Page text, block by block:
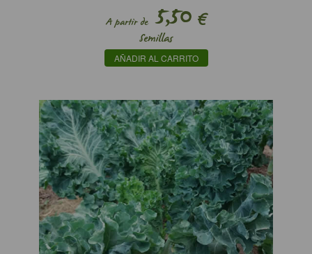
A partir de5,50 €
Semillas
AÑADIR AL CARRITO